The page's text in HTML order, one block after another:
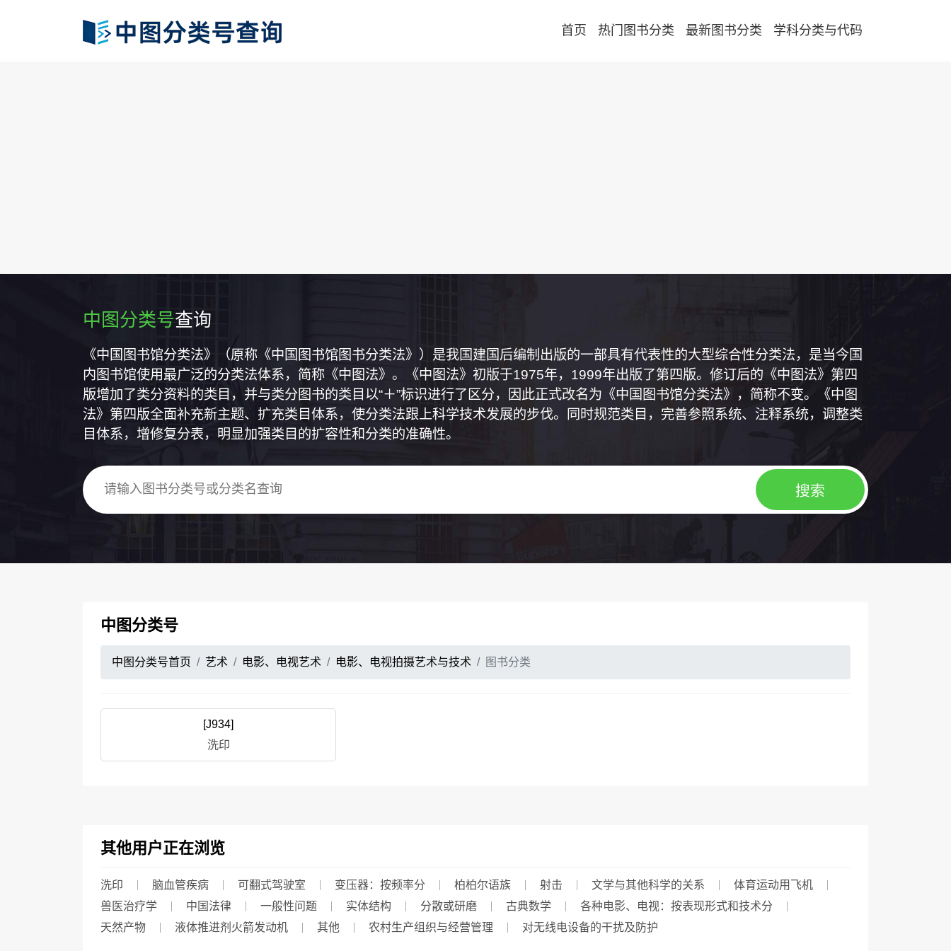
首页 热门图书分类 最新图书分类 学科分类与代码
中图分类号查询
《中国图书馆分类法》（原称《中国图书馆图书分类法》）是我国建国后编制出版的一部具有代表性的大型综合性分类法，是当今国
内图书馆使用最广泛的分类法体系，简称《中图法》。《中图法》初版于1975年，1999年出版了第四版。修订后的《中图法》第四
版增加了类分资料的类目，并与类分图书的类目以“＋”标识进行了区分，因此正式改名为《中国图书馆分类法》，简称不变。《中图
法》第四版全面补充新主题、扩充类目体系，使分类法跟上科学技术发展的步伐。同时规范类目，完善参照系统、注释系统，调整类
目体系，增修复分表，明显加强类目的扩容性和分类的准确性。
中图分类号
中图分类号首页 艺术 电影、电视艺术 电影、电视拍摄艺术与技术 图书分类
[J934]
洗印
其他用户正在浏览
洗印 脑血管疾病 可翻式驾驶室 变压器：按频率分 柏柏尔语族 射击 文学与其他科学的关系
体育运动用飞机
兽医治疗学
中国法律 一般性问题 实体结构 分散或研磨 古典数学
各种电影、电视：按表现形式和技术分
天然产物
液体推进剂火箭发动机 其他 农村生产组织与经营管理 对无线电设备的干扰及防护